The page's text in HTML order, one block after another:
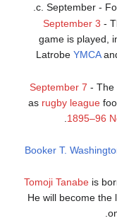
c. September -
September 3 -
game is played,
Latrobe YMCA
September 7 - The
as rugby league
1895–96
Booker T.
Tomoji Tanabe is
He will become the